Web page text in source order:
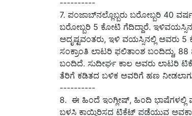
----------
7. ಪಂಜಾಬ್‌ನಲ್ಲೊಬ್ಬರು ಬರೋಬ್ಬರಿ 40
ಬರೋಬ್ಬರಿ 5 ಕೋಟಿ ಗೆದಿದ್ದಾರೆ.
ಅದೃಷ್ಟವಂತರು, ಇಳಿ ವಯಸ್ಸಿನಲ್ಲಿ ಅವರು
ಸಂಕ್ರಾಂತಿ ಲಾಟರಿ ಫಲಿತಾಂಶ
ಬಂದಿದೆ. ಸುದೀರ್ಘ ಕಾಲ ಅವರು ಲಾಟರಿ
ತೆರಿಗೆ ಕಡಿತದ ಬಳಿಕ ಅವರಿಗೆ ಹಣ
----------
8. ಈ ಹಿಂದೆ ಇಂಗ್ಲೀಷ್, ಹಿಂದಿ ಭಾಷೆಗಳಲ್ಲಿ
ಬಳಸಿ ಕಾಯ್ದಿರಿಸದ ಟಿಕೆಟ್ ಪಡೆಯುವ